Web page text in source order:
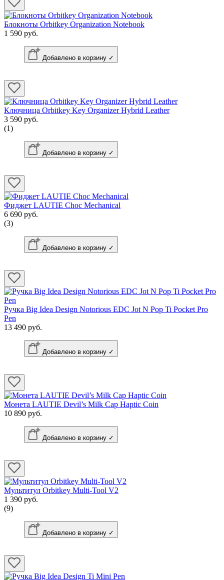
Блокноты Orbitkey Organization Notebook
1 590 руб.
Добавлено в корзину ✓
Ключница Orbitkey Key Organizer Hybrid Leather
3 590 руб.
(1)
Добавлено в корзину ✓
Фиджет LAUTIE Choc Mechanical
6 690 руб.
(3)
Добавлено в корзину ✓
Ручка Big Idea Design Notorious EDC Jot N Pop Ti Pocket Pro
Pen
13 490 руб.
Добавлено в корзину ✓
Монета LAUTIE Devil’s Milk Cap Haptic Coin
10 890 руб.
Добавлено в корзину ✓
Мультитул Orbitkey Multi-Tool V2
1 390 руб.
(9)
Добавлено в корзину ✓